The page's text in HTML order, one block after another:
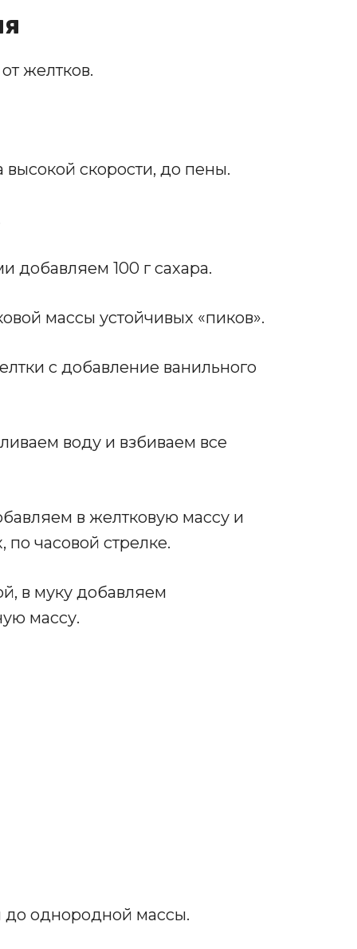
желтков.
скорости, до пены.
100 г сахара.
массы устойчивых «пиков».
с добавление ванильного
воду и взбиваем все
в желтковую массу и
часовой стрелке.
в муку добавляем
массу.
однородной массы.